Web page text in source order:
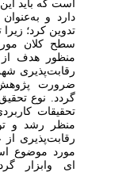
است که باید
دارد و
سطح کلان مورد
منظور هدف از
رقابت‌پذیری
ضرورت پژوهش
گردد. نوع تحقیق
تحقیقات
منظر رشد و
رقابت‌پذیری از
مورد موضوع
ابزار
ای و